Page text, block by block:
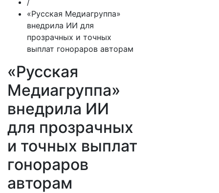
/
«Русская Медиагруппа»
внедрила ИИ для
прозрачных и точных
выплат гонораров авторам
«Русская
Медиагруппа»
внедрила ИИ
для прозрачных
и точных выплат
гонораров
авторам